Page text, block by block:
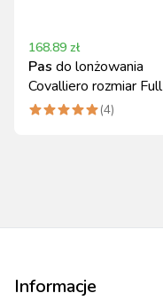
168.89 zł
Pas do lonżowania
Covalliero rozmiar Full
(4)
Informacje